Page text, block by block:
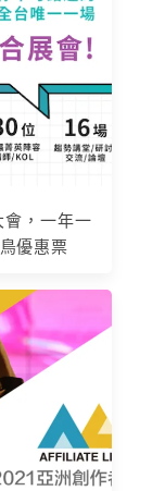
會，一年一
優惠票